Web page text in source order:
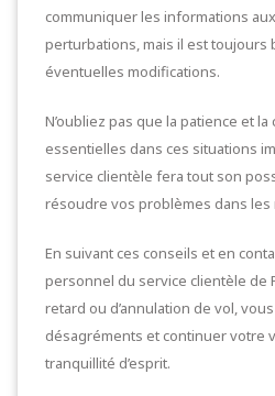
communiquer les informations
perturbations, mais il est toujours
éventuelles modifications.
N’oubliez pas que la patience et
essentielles dans ces situations
service clientèle fera tout son
résoudre vos problèmes dans les
En suivant ces conseils et en
personnel du service clientèle de
retard ou d’annulation de vol,
désagréments et continuer votre
tranquillité d’esprit.